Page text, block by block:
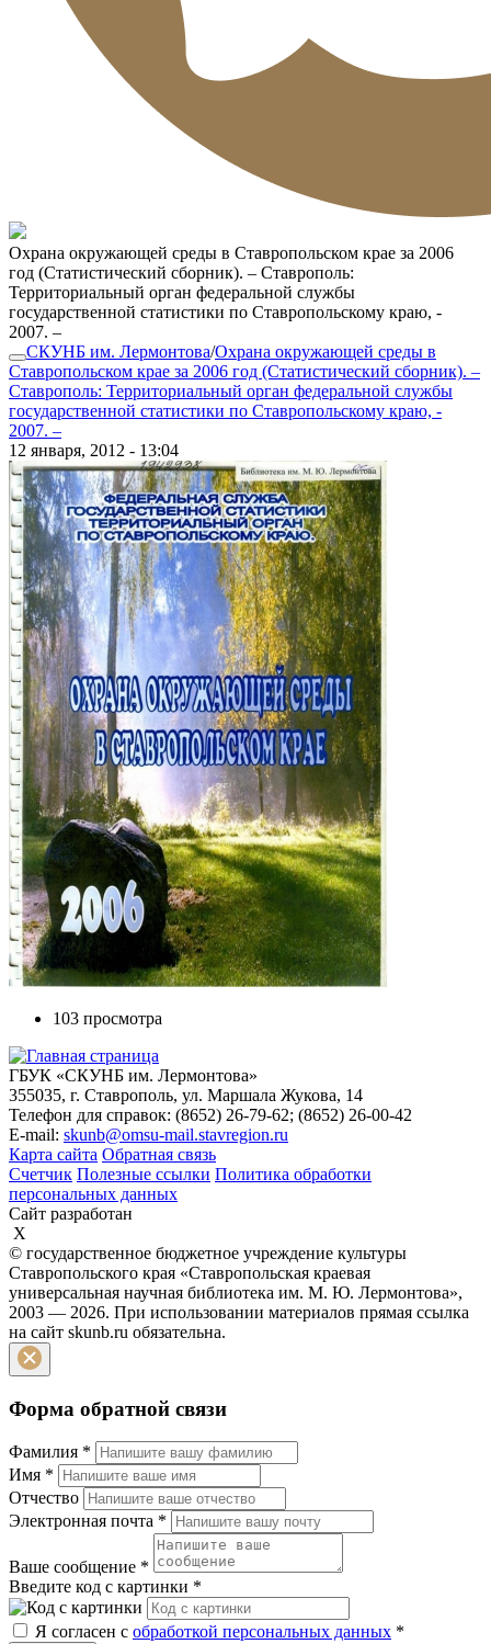
Охрана окружающей среды в Ставропольском крае за 2006
год (Статистический сборник). – Ставрополь:
Территориальный орган федеральной службы
государственной статистики по Ставропольскому краю, -
2007. –
СКУНБ им. Лермонтова/Охрана окружающей среды в
Ставропольском крае за 2006 год (Статистический сборник). –
Ставрополь: Территориальный орган федеральной службы
государственной статистики по Ставропольскому краю, -
2007. –
12 января, 2012 - 13:04
103 просмотра
ГБУК «СКУНБ им. Лермонтова»
355035, г. Ставрополь, ул. Маршала Жукова, 14
Телефон для справок: (8652) 26-79-62; (8652) 26-00-42
E-mail: skunb@omsu-mail.stavregion.ru
Карта сайта Обратная связь
Счетчик Полезные ссылки Политика обработки
персональных данных
Сайт разработан
X
© государственное бюджетное учреждение культуры
Ставропольского края «Ставропольская краевая
универсальная научная библиотека им. М. Ю. Лермонтова»,
2003 — 2026. При использовании материалов прямая ссылка
на сайт skunb.ru обязательна.
Форма обратной связи
Фамилия *
Имя *
Отчество
Электронная почта *
Ваше сообщение *
Введите код с картинки *
Я согласен с обработкой персональных данных *